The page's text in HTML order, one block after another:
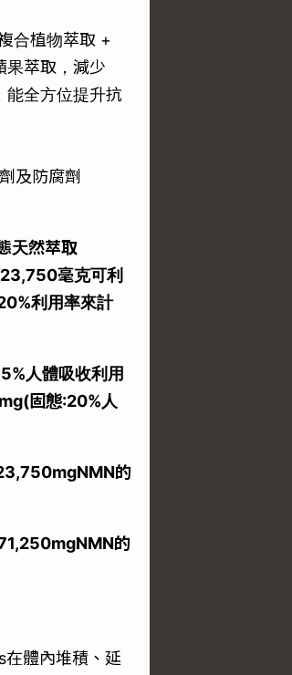
合植物萃取 +
果萃取，減少
能全方位提升抗
及防腐劑
天然萃取
23,750毫克可利
利用率來計
人體吸收利用
固態:20%人
的
的
在體內堆積、延